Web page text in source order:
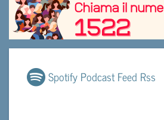
Spotify Podcast Feed Rss